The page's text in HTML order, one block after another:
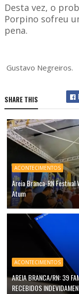
Desta vez, o
Porpino sofreu
pena.
Gustavo Negreiros.
SHARE THIS
ACONTECIMENTOS
Areia Branca-RN
Atum
ACONTECIMENTOS
AREIA BRANCA/RN: 39
RECEBIDOS